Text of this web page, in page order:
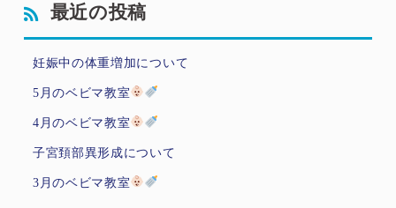
最近の投稿
妊娠中の体重増加について
5月のベビマ教室
4月のベビマ教室
子宮頚部異形成について
3月のベビマ教室